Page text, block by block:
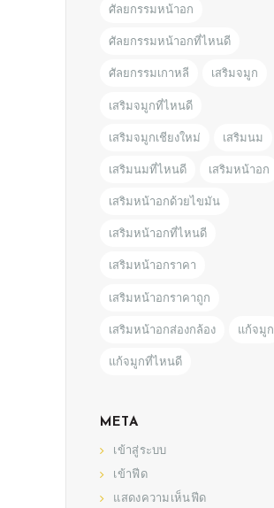
ศัลยกรรมหน้าอก
ศัลยกรรมหน้าอกที่ไหนดี
ศัลยกรรมเกาหลี เสริมจมูก
เสริมจมูกที่ไหนดี
เสริมจมูกเชียงใหม่ เสริมนม
เสริมนมที่ไหนดี เสริมหน้าอก
เสริมหน้าอกด้วยไขมัน
เสริมหน้าอกที่ไหนดี
เสริมหน้าอกราคา
เสริมหน้าอกราคาถูก
เสริมหน้าอกส่องกล้อง แก้จมูก
แก้จมูกที่ไหนดี
META
เข้าสู่ระบบ
เข้าฟีด
แสดงความเห็นฟีด